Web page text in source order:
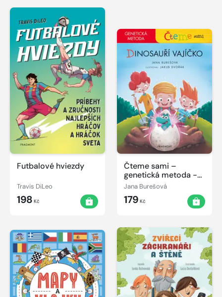
Futbalové hviezdy
Travis DiLeo
198 Kč
Čteme sami –
genetická metoda -
Dinosauří vajíčko
Jana Burešová
179 Kč